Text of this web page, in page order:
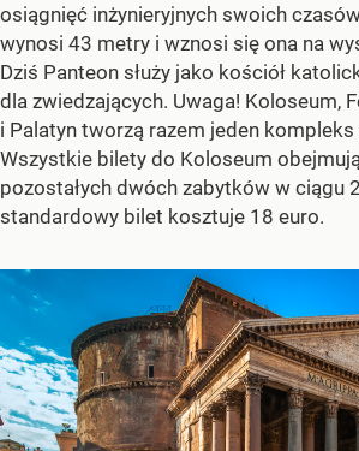
osiągnięć inżynieryjnych swoich
wynosi 43 metry i wznosi się ona na
Dziś Panteon służy jako kościół
dla zwiedzających. Uwaga! Koloseum,
i Palatyn tworzą razem jeden kompleks
Wszystkie bilety do Koloseum
pozostałych dwóch zabytków w ciągu
standardowy bilet kosztuje 18 euro.